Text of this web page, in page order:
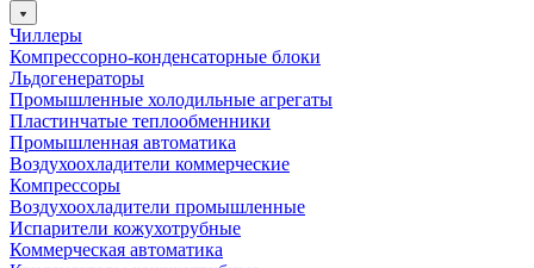
Чиллеры
Компрессорно-конденсаторные блоки
Льдогенераторы
Промышленные холодильные агрегаты
Пластинчатые теплообменники
Промышленная автоматика
Воздухоохладители коммерческие
Компрессоры
Воздухоохладители промышленные
Испарители кожухотрубные
Коммерческая автоматика